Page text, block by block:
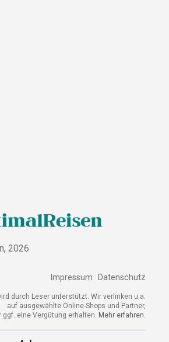
2026
Impressum Datenschutz
durch Leser unterstützt. Wir verlinken u.a.
auf ausgewählte Online-Shops und Partner,
ggf. eine Vergütung erhalten. Mehr erfahren.